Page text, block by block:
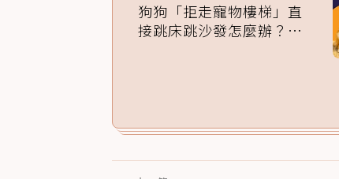
狗狗「拒走寵物樓梯」直
接跳床跳沙發怎麼辦？專